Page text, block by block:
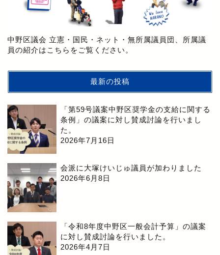
中野区議会 立憲・国民・ネット・無所属議員団、所属議
員の紹介はこちらをご覧ください。
最新の投稿
「第59号議案中野区奨学金の支給に関する
条例」の議案に対し賛成討論を行いまし
た。
2026年7月16日
会派に大塚けいじゅ議員が加わりました
2026年6月8日
「令和8年度中野区一般会計予算」の議案
に対し賛成討論を行いました。
2026年4月7日